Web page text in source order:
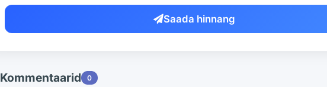
Saada hinnang
Kommentaarid 0